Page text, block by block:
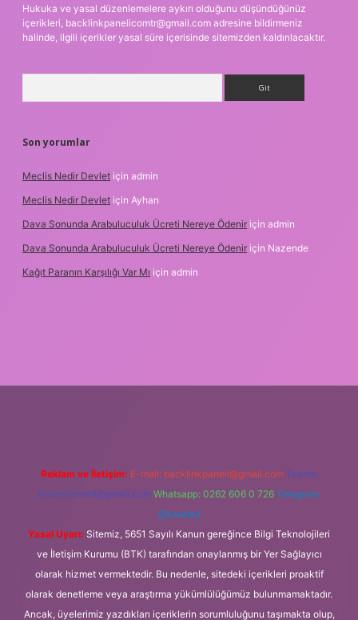
Hukuka ve yasal düzenlemelere aykırı olduğunu düşündüğünüz
içerikleri, backlinkpanelicomtr@gmail.com adresine bildirmeniz
halinde, ilgili içerikler yasal süre içerisinde sitemizden kaldırılacaktır.
Son yorumlar
Meclis Nedir Devlet için admin
Meclis Nedir Devlet için Ayhan
Dava Sonunda Arabuluculuk Ücreti Nereye Ödenir için admin
Dava Sonunda Arabuluculuk Ücreti Nereye Ödenir için Nazende
Kağıt Paranın Karşılığı Var Mı için admin
Reklam ve İletişim: E-mail: backlinkpaneli@gmail.com Teams:
forumhizmeti@gmail.com Whatsapp: 0262 606 0 726 Telegram:
@karabul
Yasal Uyarı: Sitemiz, 5651 Sayılı Kanun gereğince Bilgi Teknolojileri
ve İletişim Kurumu (BTK) tarafından onaylanmış bir Yer Sağlayıcı
olarak hizmet vermektedir. Bu nedenle, sitedeki içerikleri proaktif
olarak denetleme veya araştırma yükümlülüğümüz bulunmamaktadır.
Ancak, üyelerimiz yazdıkları içeriklerin sorumluluğunu taşımakta olup,